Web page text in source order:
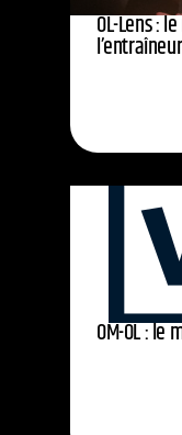
OL-Lens :
OM-OL :